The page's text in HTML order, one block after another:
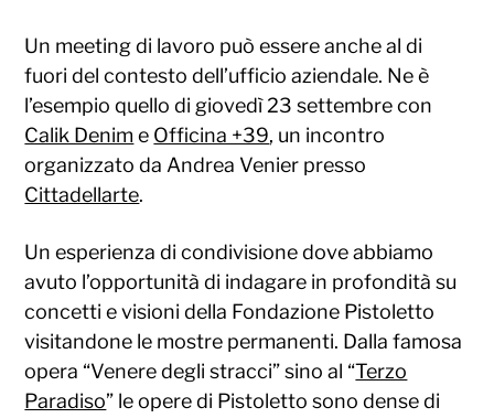
Un meeting di lavoro può essere anche al di
fuori del contesto dell’ufficio aziendale. Ne è
l’esempio quello di giovedì 23 settembre con
Calik Denim e Officina +39, un incontro
organizzato da Andrea Venier presso
Cittadellarte.
Un esperienza di condivisione dove abbiamo
avuto l’opportunità di indagare in profondità su
concetti e visioni della Fondazione Pistoletto
visitandone le mostre permanenti. Dalla famosa
opera “Venere degli stracci” sino al “Terzo
Paradiso” le opere di Pistoletto sono dense di